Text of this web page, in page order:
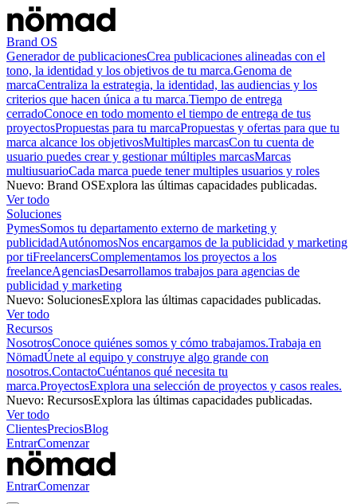
Brand OS
Generador de publicacionesCrea publicaciones alineadas con el
tono, la identidad y los objetivos de tu marca.Genoma de
marcaCentraliza la estrategia, la identidad, las audiencias y los
criterios que hacen única a tu marca.Tiempo de entrega
cerradoConoce en todo momento el tiempo de entrega de tus
proyectosPropuestas para tu marcaPropuestas y ofertas para que tu
marca alcance los objetivosMultiples marcasCon tu cuenta de
usuario puedes crear y gestionar múltiples marcasMarcas
multiusuarioCada marca puede tener multiples usuarios y roles
Nuevo: Brand OSExplora las últimas capacidades publicadas.
Ver todo
Soluciones
PymesSomos tu departamento externo de marketing y
publicidadAutónomosNos encargamos de la publicidad y marketing
por tiFreelancersComplementamos los proyectos a los
freelanceAgenciasDesarrollamos trabajos para agencias de
publicidad y marketing
Nuevo: SolucionesExplora las últimas capacidades publicadas.
Ver todo
Recursos
NosotrosConoce quiénes somos y cómo trabajamos.Trabaja en
NömadÚnete al equipo y construye algo grande con
nosotros.ContactoCuéntanos qué necesita tu
marca.ProyectosExplora una selección de proyectos y casos reales.
Nuevo: RecursosExplora las últimas capacidades publicadas.
Ver todo
ClientesPreciosBlog
EntrarComenzar
EntrarComenzar